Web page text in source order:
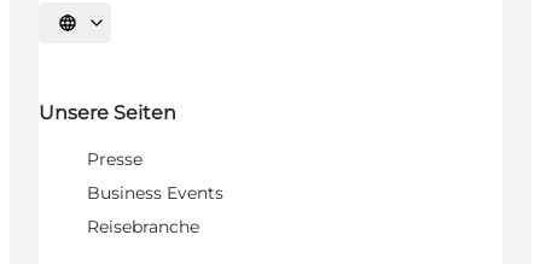
Sprache auswählen
Unsere Seiten
Presse
Business Events
Reisebranche